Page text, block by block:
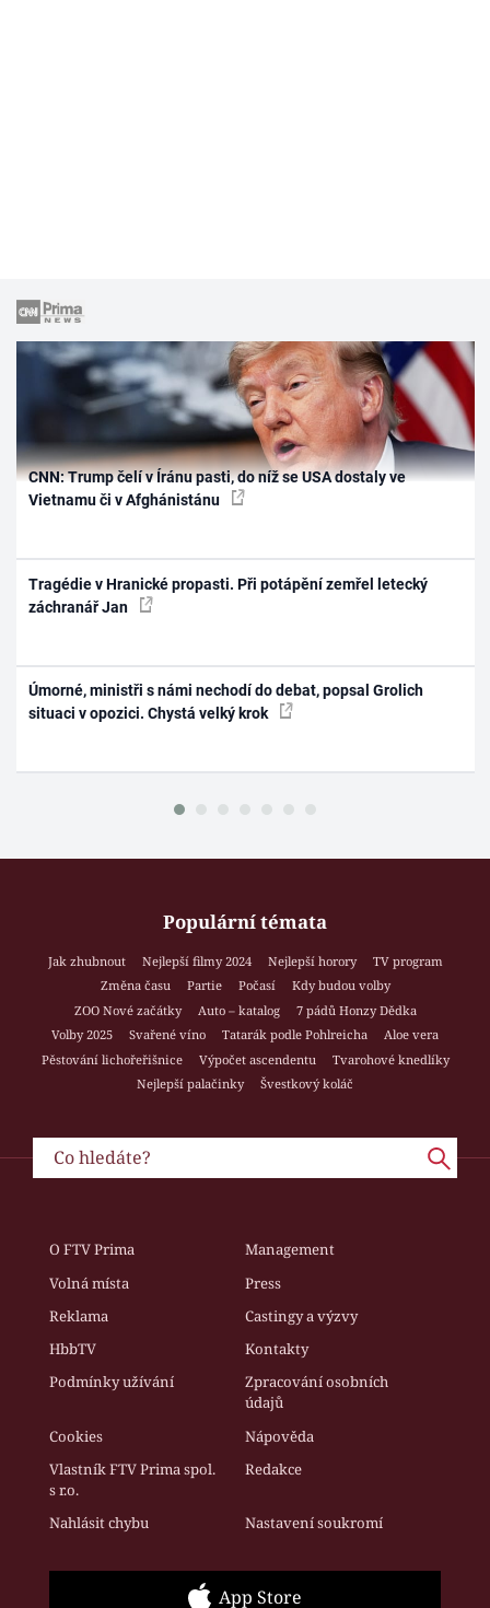
CNN: Trump čelí v Íránu pasti, do níž se USA dostaly ve
Vietnamu či v Afghánistánu
Tragédie v Hranické propasti. Při potápění zemřel letecký
záchranář Jan
Úmorné, ministři s námi nechodí do debat, popsal Grolich
situaci v opozici. Chystá velký krok
Populární témata
Jak zhubnout Nejlepší filmy 2024 Nejlepší horory
TV program
Změna času
Partie Počasí
Kdy budou volby
ZOO Nové začátky
Auto – katalog
7 pádů Honzy Dědka
Volby 2025
Svařené víno Tatarák podle Pohlreicha
Aloe vera
Pěstování lichořeřišnice
Výpočet ascendentu
Tvarohové knedlíky
Nejlepší palačinky
Švestkový koláč
O FTV Prima
Management
Volná místa
Press
Reklama
Castingy a výzvy
HbbTV
Kontakty
Podmínky užívání
Zpracování osobních
údajů
Cookies
Nápověda
Vlastník FTV Prima spol.
s r.o.
Redakce
Nahlásit chybu Nastavení soukromí
App Store